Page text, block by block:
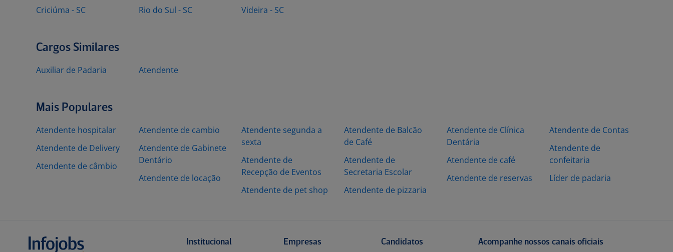
Criciúma - SC
Rio do Sul - SC
Videira - SC
Cargos Similares
Auxiliar de Padaria Atendente
Mais Populares
Atendente hospitalar
Atendente de Delivery
Atendente de câmbio
Atendente de cambio
Atendente de Gabinete
Dentário
Atendente de locação
Atendente segunda a
sexta
Atendente de
Recepção de Eventos
Atendente de pet shop
Atendente de Balcão
de Café
Atendente de
Secretaria Escolar
Atendente de pizzaria
Atendente de Clínica
Dentária
Atendente de café
Atendente de reservas
Atendente de Contas
Atendente de
confeitaria
Líder de padaria
Institucional Empresas Candidatos Acompanhe nossos canais oficiais